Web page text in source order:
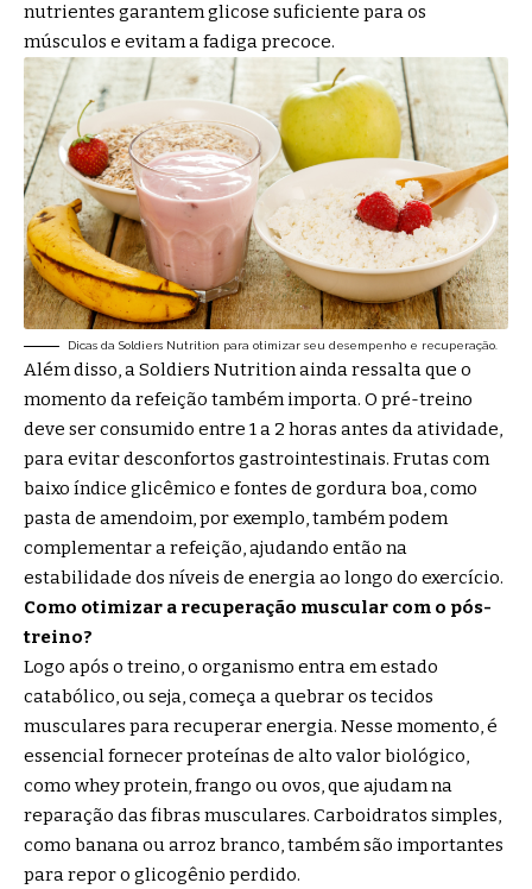
nutrientes garantem glicose suficiente para os
músculos e evitam a fadiga precoce.
Dicas da Soldiers Nutrition para otimizar seu desempenho e recuperação.
Além disso, a Soldiers Nutrition ainda ressalta que o
momento da refeição também importa. O pré-treino
deve ser consumido entre 1 a 2 horas antes da atividade,
para evitar desconfortos gastrointestinais. Frutas com
baixo índice glicêmico e fontes de gordura boa, como
pasta de amendoim, por exemplo, também podem
complementar a refeição, ajudando então na
estabilidade dos níveis de energia ao longo do exercício.
Como otimizar a recuperação muscular com o pós-
treino?
Logo após o treino, o organismo entra em estado
catabólico, ou seja, começa a quebrar os tecidos
musculares para recuperar energia. Nesse momento, é
essencial fornecer proteínas de alto valor biológico,
como whey protein, frango ou ovos, que ajudam na
reparação das fibras musculares. Carboidratos simples,
como banana ou arroz branco, também são importantes
para repor o glicogênio perdido.